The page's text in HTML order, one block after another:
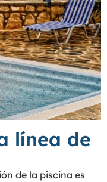
línea de
de la piscina es